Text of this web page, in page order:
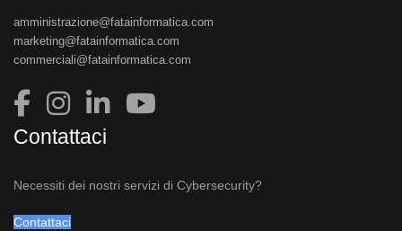
amministrazione@fatainformatica.com
marketing@fatainformatica.com
commerciali@fatainformatica.com
Contattaci
Necessiti dei nostri servizi di Cybersecurity?
Contattaci